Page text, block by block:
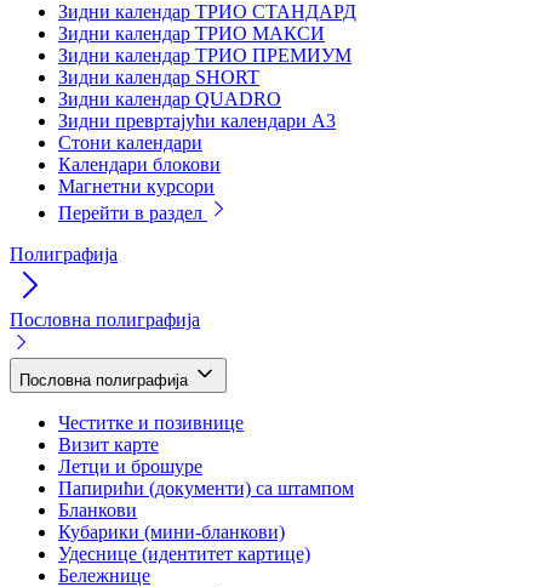
Зидни календар ТРИО СТАНДАРД
Зидни календар ТРИО МАКСИ
Зидни календар ТРИО ПРЕМИУМ
Зидни календар SHORT
Зидни календар QUADRO
Зидни превртајући календари А3
Стони календари
Календари блокови
Магнетни курсори
Перейти в раздел
Полиграфија
Пословна полиграфија
Пословна полиграфија
Честитке и позивнице
Визит карте
Летци и брошуре
Папирићи (документи) са штампом
Бланкови
Кубарики (мини-бланкови)
Удеснице (идентитет картице)
Бележнице